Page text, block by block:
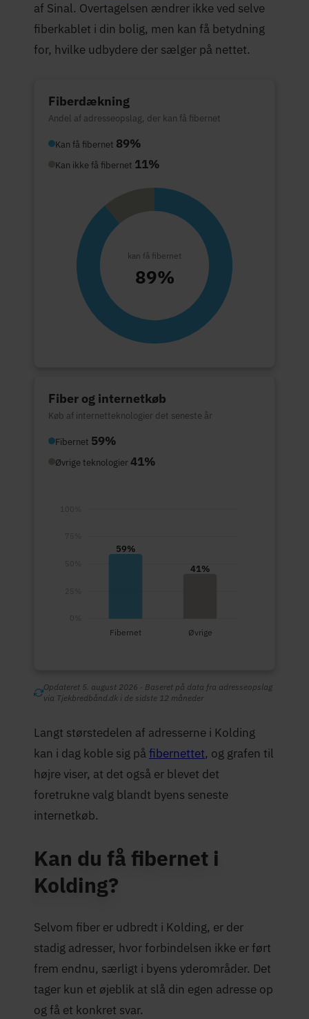
af Sinal. Overtagelsen ændrer ikke ved selve
fiberkablet i din bolig, men kan få betydning
for, hvilke udbydere der sælger på nettet.
Fiberdækning
Andel af adresseopslag, der kan få fibernet
Kan få fibernet 89%
Kan ikke få fibernet 11%
kan få fibernet
89%
Fiber og internetkøb
Køb af internetteknologier det seneste år
Fibernet 59%
Øvrige teknologier41%
100%
59%
41%
Fibernet Øvrige
Opdateret 5. august 2026 · Baseret på data fra adresseopslag
via Tjekbredbånd.dk i de sidste 12 måneder
Langt størstedelen af adresserne i Kolding
kan i dag koble sig påfibernettet, og grafen til
højre viser, at det også er blevet det
foretrukne valg blandt byens seneste
internetkøb.
Kan du få fibernet i
Kolding?
Selvom fiber er udbredt i Kolding, er der
stadig adresser, hvor forbindelsen ikke er ført
frem endnu, særligt i byens yderområder. Det
tager kun et øjeblik at slå din egen adresse op
og få et konkret svar.